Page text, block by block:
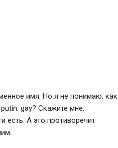
имя. Но я не понимаю, как
gay? Скажите мне,
есть. А это противоречит